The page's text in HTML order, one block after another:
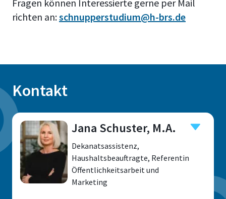
Fragen können Interessierte gerne per Mail
richten an:schnupperstudium@h-brs.de
Kontakt
Jana Schuster, M.A.
Dekanatsassistenz,
Haushaltsbeauftragte, Referentin
Öffentlichkeitsarbeit und
Marketing